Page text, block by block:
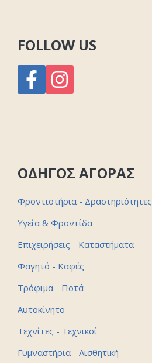
FOLLOW US
ΟΔΗΓΟΣ ΑΓΟΡΑΣ
Φροντιστήρια - Δραστηριότητες
Υγεία & Φροντίδα
Επιχειρήσεις - Καταστήματα
Φαγητό - Καφές
Τρόφιμα - Ποτά
Αυτοκίνητο
Τεχνίτες - Τεχνικοί
Γυμναστήρια - Αισθητική